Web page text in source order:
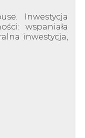
Inwestycja
wspaniała
inwestycja,